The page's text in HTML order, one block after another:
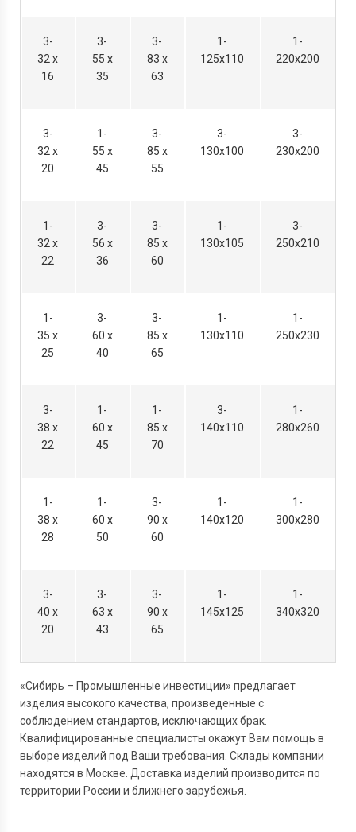
3-
32 х
16
3-
55 х
35
3-
83 х
63
1-
125х110
1-
220х200
3-
32 х
20
1-
55 х
45
3-
85 х
55
3-
130х100
3-
230х200
1-
32 х
22
3-
56 х
36
3-
85 х
60
1-
130х105
3-
250х210
1-
35 х
25
3-
60 х
40
3-
85 х
65
1-
130х110
1-
250х230
3-
38 х
22
1-
60 х
45
1-
85 х
70
3-
140х110
1-
280х260
1-
38 х
28
1-
60 х
50
3-
90 х
60
1-
140х120
1-
300х280
3-
40 х
20
3-
63 х
43
3-
90 х
65
1-
145х125
1-
340х320
«Сибирь – Промышленные инвестиции» предлагает
изделия высокого качества, произведенные с
соблюдением стандартов, исключающих брак.
Квалифицированные специалисты окажут Вам помощь в
выборе изделий под Ваши требования. Склады компании
находятся в Москве. Доставка изделий производится по
территории России и ближнего зарубежья.